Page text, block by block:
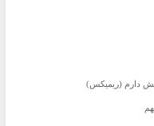
دارم (ریمیکس)